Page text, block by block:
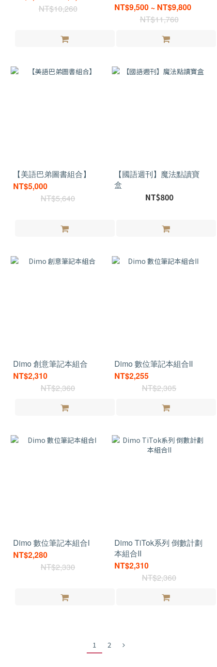
NT$10,260
NT$9,500 ~ NT$9,800
NT$11,760
【美語巴弟圖書組合】
NT$5,000
NT$5,640
【國語週刊】魔法點讀寶
盒
NT$800
Dimo 創意筆記本組合
NT$2,310
NT$2,360
Dimo 數位筆記本組合II
NT$2,255
NT$2,305
Dimo 數位筆記本組合I
NT$2,280
NT$2,330
Dimo TiTok系列 倒數計劃
本組合II
NT$2,310
NT$2,360
1 2